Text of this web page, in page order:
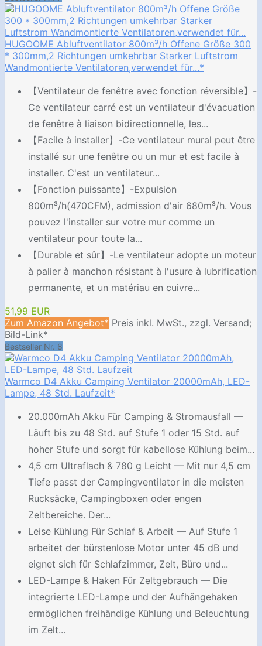
HUGOOME Abluftventilator 800m³/h Offene Größe 300
* 300mm,2 Richtungen umkehrbar Starker Luftstrom
Wandmontierte Ventilatoren,verwendet für...*
【Ventilateur de fenêtre avec fonction réversible】-
Ce ventilateur carré est un ventilateur d'évacuation
de fenêtre à liaison bidirectionnelle, les...
【Facile à installer】-Ce ventilateur mural peut être
installé sur une fenêtre ou un mur et est facile à
installer. C'est un ventilateur...
【Fonction puissante】-Expulsion
800m³/h(470CFM), admission d'air 680m³/h. Vous
pouvez l'installer sur votre mur comme un
ventilateur pour toute la...
【Durable et sûr】-Le ventilateur adopte un moteur
à palier à manchon résistant à l'usure à lubrification
permanente, et un matériau en cuivre...
51,99 EUR
Zum Amazon Angebot* Preis inkl. MwSt., zzgl. Versand;
Bild-Link*
Bestseller Nr. 8
Warmco D4 Akku Camping Ventilator 20000mAh, LED-
Lampe, 48 Std. Laufzeit*
20.000mAh Akku Für Camping & Stromausfall —
Läuft bis zu 48 Std. auf Stufe 1 oder 15 Std. auf
hoher Stufe und sorgt für kabellose Kühlung beim...
4,5 cm Ultraflach & 780 g Leicht — Mit nur 4,5 cm
Tiefe passt der Campingventilator in die meisten
Rucksäcke, Campingboxen oder engen
Zeltbereiche. Der...
Leise Kühlung Für Schlaf & Arbeit — Auf Stufe 1
arbeitet der bürstenlose Motor unter 45 dB und
eignet sich für Schlafzimmer, Zelt, Büro und...
LED-Lampe & Haken Für Zeltgebrauch — Die
integrierte LED-Lampe und der Aufhängehaken
ermöglichen freihändige Kühlung und Beleuchtung
im Zelt...